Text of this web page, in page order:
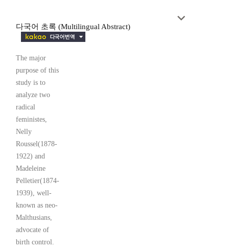
다국어 초록 (Multilingual Abstract)
The major
purpose of this
study is to
analyze two
radical
feministes,
Nelly
Roussel(1878-
1922) and
Madeleine
Pelletier(1874-
1939), well-
known as neo-
Malthusians,
advocate of
birth control.